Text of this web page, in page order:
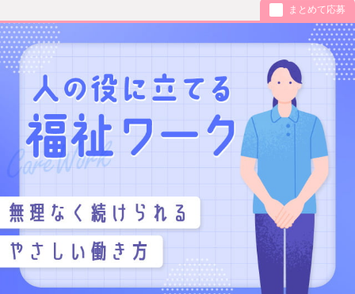
まとめて応募